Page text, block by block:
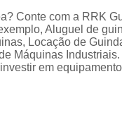
Remoção
Remoção de
Conte com a RRK
Aluguel de
Locação de
Máquinas
em